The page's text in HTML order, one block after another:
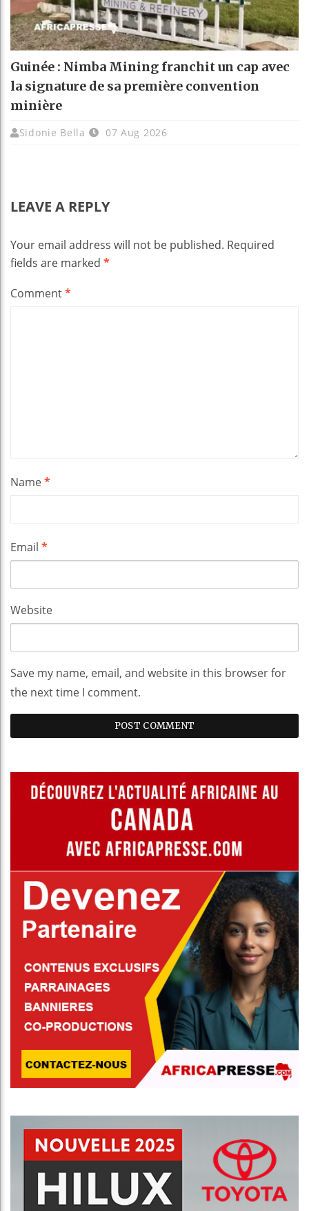
Guinée : Nimba Mining franchit un cap avec
la signature de sa première convention
minière
Sidonie Bella 07 Aug 2026
LEAVE A REPLY
Your email address will not be published. Required
fields are marked *
Comment*
Name*
Email *
Website
Save my name, email, and website in this browser for
the next time I comment.